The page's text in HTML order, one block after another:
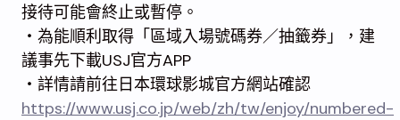
接待可能會終止或暫停。
・為能順利取得「區域入場號碼券／抽籤券」，建
議事先下載USJ官方APP
・詳情請前往日本環球影城官方網站確認
https://www.usj.co.jp/web/zh/tw/enjoy/numbered-